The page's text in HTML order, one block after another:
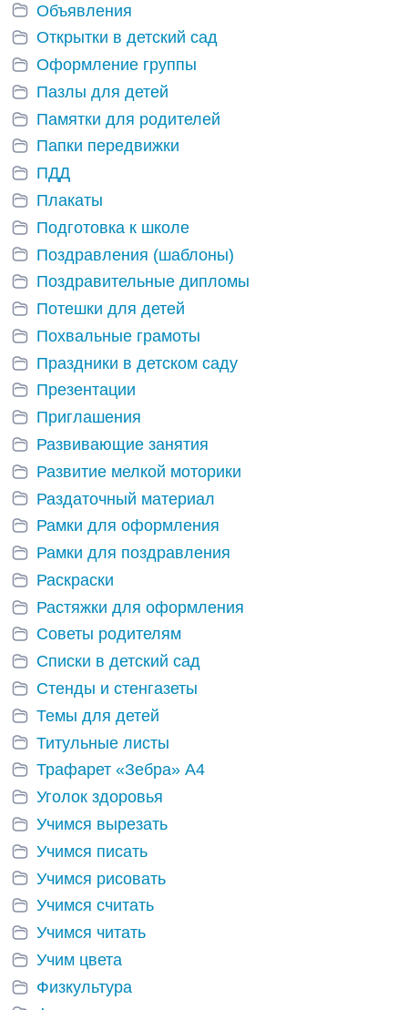
Объявления
Открытки в детский сад
Оформление группы
Пазлы для детей
Памятки для родителей
Папки передвижки
ПДД
Плакаты
Подготовка к школе
Поздравления (шаблоны)
Поздравительные дипломы
Потешки для детей
Похвальные грамоты
Праздники в детском саду
Презентации
Приглашения
Развивающие занятия
Развитие мелкой моторики
Раздаточный материал
Рамки для оформления
Рамки для поздравления
Раскраски
Растяжки для оформления
Советы родителям
Списки в детский сад
Стенды и стенгазеты
Темы для детей
Титульные листы
Трафарет «Зебра» А4
Уголок здоровья
Учимся вырезать
Учимся писать
Учимся рисовать
Учимся считать
Учимся читать
Учим цвета
Физкультура